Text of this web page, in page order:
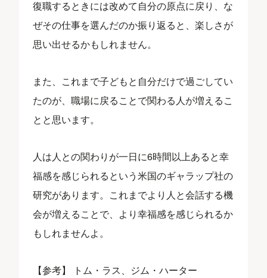
復職するときには改めて自分の原点に戻り、な
ぜその仕事を選んだのか振り返ると、楽しさが
思い出せるかもしれません。
また、これまで子どもと自分だけで過ごしてい
たのが、職場に戻ることで関わる人が増えるこ
とと思います。
人は人との関わりが一日に6時間以上あると幸
福感を感じられるという米国のギャラップ社の
研究があります。これまでより人と会話する機
会が増えることで、より幸福感を感じられるか
もしれませんよ。
【参考】
トム・ラス、ジム・ハーター